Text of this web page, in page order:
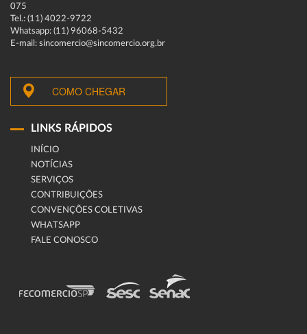
075
Tel.: (11) 4022-9722
Whatsapp: (11) 96068-5432
E-mail: sincomercio@sincomercio.org.br
COMO CHEGAR
LINKS RÁPIDOS
INÍCIO
NOTÍCIAS
SERVIÇOS
CONTRIBUIÇÕES
CONVENÇÕES COLETIVAS
WHATSAPP
FALE CONOSCO